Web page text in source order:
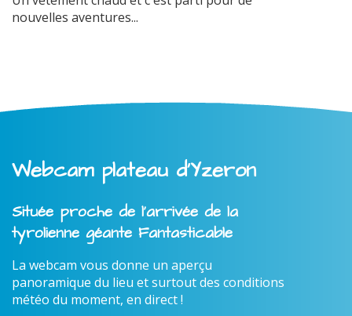
nouvelles aventures...
Webcam plateau d'Yzeron
Située proche de l'arrivée de la
tyrolienne géante Fantasticable
La webcam vous donne un aperçu
panoramique du lieu et surtout des conditions
météo du moment, en direct !